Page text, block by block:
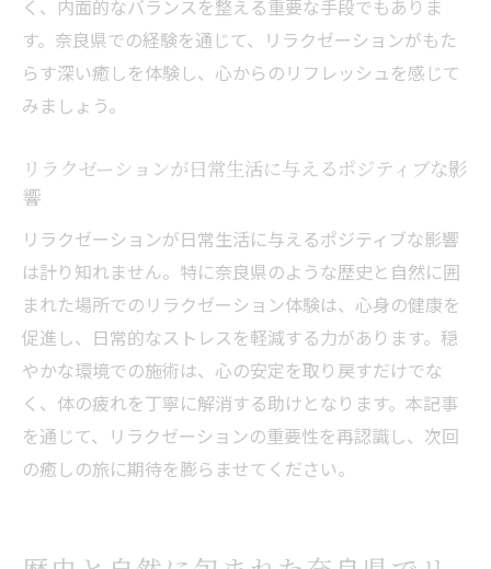
く、内面的なバランスを整える重要な手段でもありま
す。奈良県での経験を通じて、リラクゼーションがもた
らす深い癒しを体験し、心からのリフレッシュを感じて
みましょう。
リラクゼーションが日常生活に与えるポジティブな影
響
リラクゼーションが日常生活に与えるポジティブな影響
は計り知れません。特に奈良県のような歴史と自然に囲
まれた場所でのリラクゼーション体験は、心身の健康を
促進し、日常的なストレスを軽減する力があります。穏
やかな環境での施術は、心の安定を取り戻すだけでな
く、体の疲れを丁寧に解消する助けとなります。本記事
を通じて、リラクゼーションの重要性を再認識し、次回
の癒しの旅に期待を膨らませてください。